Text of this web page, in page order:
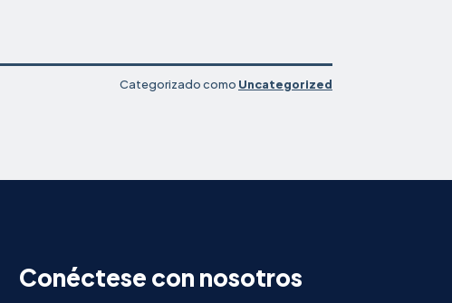
Categorizado como Uncategorized
Conéctese con nosotros